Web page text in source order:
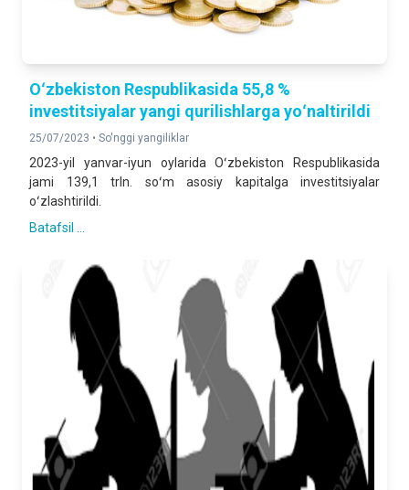
Oʻzbekiston Respublikasida 55,8 %
investitsiyalar yangi qurilishlarga yoʻnaltirildi
25/07/2023 • So'nggi yangiliklar
2023-yil yanvar-iyun oylarida Oʻzbekiston Respublikasida
jami 139,1 trln. soʻm asosiy kapitalga investitsiyalar
oʻzlashtirildi.
Batafsil ...